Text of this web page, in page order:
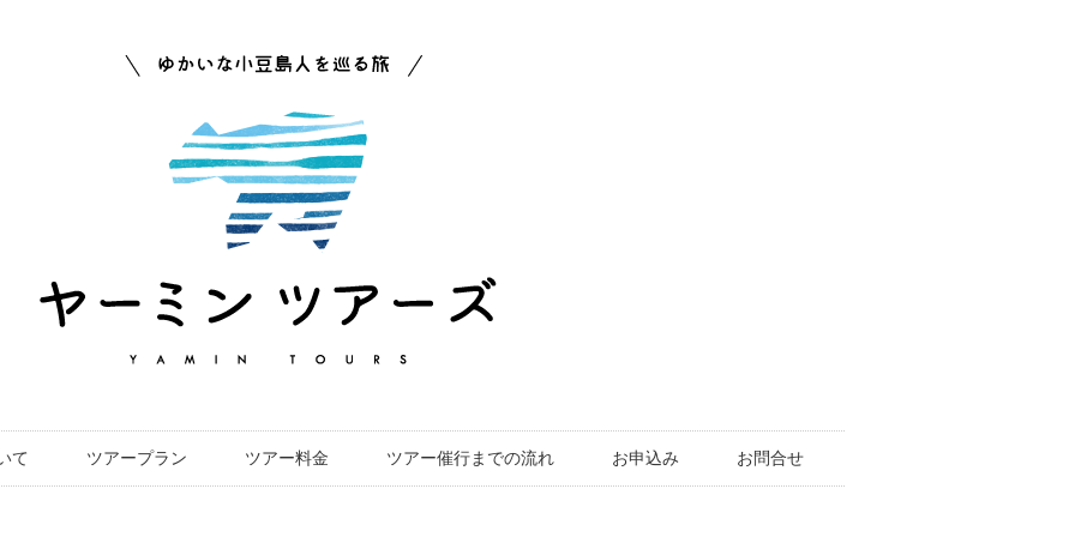
て ツアープラン ツアー料金 ツアー催行までの流れ お申込み お問合せ